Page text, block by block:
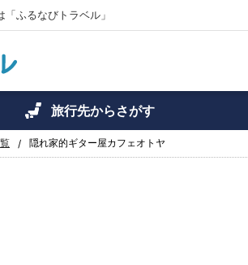
ふるなびトラベル」
旅行先からさがす
隠れ家的ギター屋カフェオトヤ